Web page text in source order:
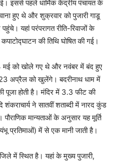
इससे पहले धार्मिक केंद्रीय पंचायत के
हुए थे और शुक्रवार को पुजारी गाडू
यहां परंपरागत रीति-रिवाजों के
की तिथि घोषित की गई।
मई को खोले गए थे और नवंबर में बंद हुए
अप्रैल को खुलेंगे। बदरीनाथ धाम में
पूजा होती है। मंदिर में 3.3 फीट की
शंकराचार्य ने सातवीं शताब्दी में नारद कुंड
मान्यताओं के अनुसार यह मूर्ति
प्रतिमाओं) में से एक मानी जाती है।
में स्थित है। यहां के मुख्य पुजारी,